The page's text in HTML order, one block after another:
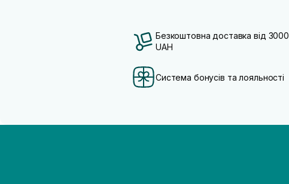
Безкоштовна доставка від 3000
UAH
Система бонусів та лояльності